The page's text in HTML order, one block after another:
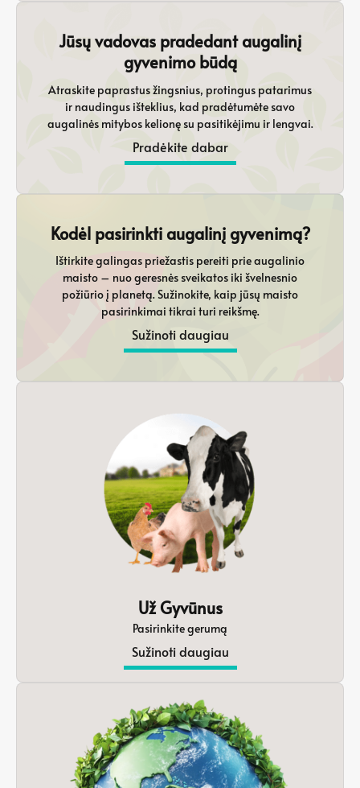
Jūsų vadovas pradedant augalinį
gyvenimo būdą
Atraskite paprastus žingsnius, protingus patarimus
ir naudingus išteklius, kad pradėtumėte savo
augalinės mitybos kelionę su pasitikėjimu ir lengvai.
Pradėkite dabar
Kodėl pasirinkti augalinį gyvenimą?
Ištirkite galingas priežastis pereiti prie augalinio
maisto – nuo geresnės sveikatos iki švelnesnio
požiūrio į planetą. Sužinokite, kaip jūsų maisto
pasirinkimai tikrai turi reikšmę.
Sužinoti daugiau
Už Gyvūnus
Pasirinkite gerumą
Sužinoti daugiau